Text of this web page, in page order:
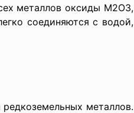
металлов оксиды M2O3,
соединяются с водой,
металлов.